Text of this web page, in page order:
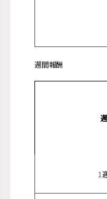
週間報酬
週
1